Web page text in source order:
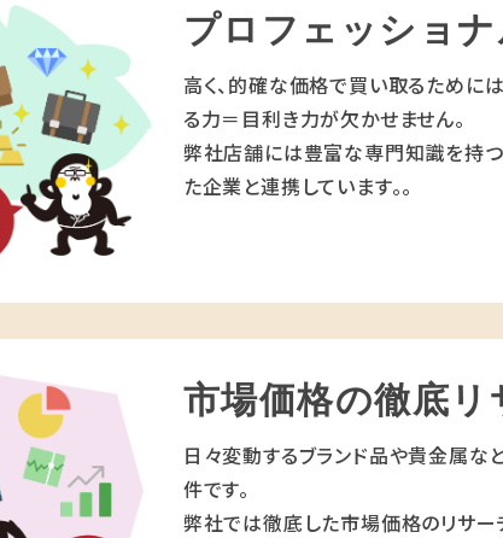
プロフェッショ
高く、的確な価格で買い取るために
る力＝目利き力が欠かせません。
弊社店舗には豊富な専門知識を持
た企業と連携しています。。
市場価格の徹底リ
日々変動するブランド品や貴金属
件です。
弊社では徹底した市場価格のリサー